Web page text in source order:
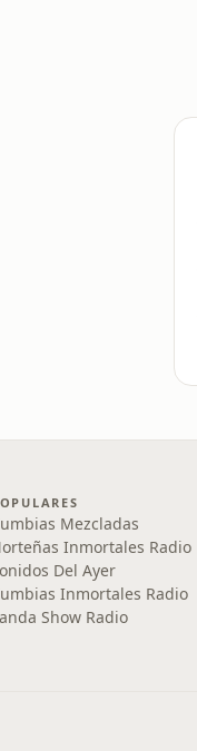
Mezcladas
Inmortales Radio
Del Ayer
Inmortales Radio
Show Radio